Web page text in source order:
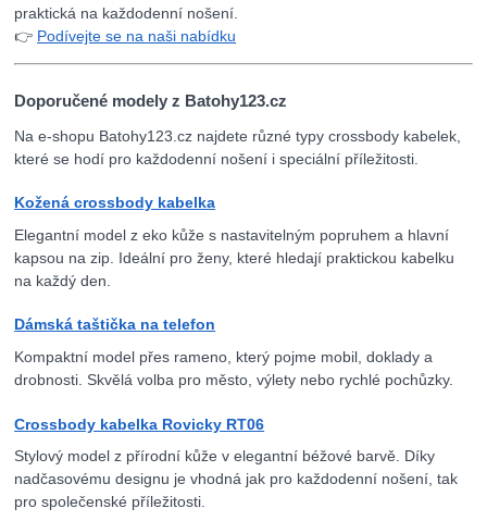
praktická na každodenní nošení.
👉 Podívejte se na naši nabídku
Doporučené modely z Batohy123.cz
Na e-shopu Batohy123.cz najdete různé typy crossbody kabelek,
které se hodí pro každodenní nošení i speciální příležitosti.
Kožená crossbody kabelka
Elegantní model z eko kůže s nastavitelným popruhem a hlavní
kapsou na zip. Ideální pro ženy, které hledají praktickou kabelku
na každý den.
Dámská taštička na telefon
Kompaktní model přes rameno, který pojme mobil, doklady a
drobnosti. Skvělá volba pro město, výlety nebo rychlé pochůzky.
Crossbody kabelka Rovicky RT06
Stylový model z přírodní kůže v elegantní béžové barvě. Díky
nadčasovému designu je vhodná jak pro každodenní nošení, tak
pro společenské příležitosti.